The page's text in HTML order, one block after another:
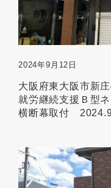
2024年9月12日
大阪府東大阪市新
就労継続支援Ｂ型
横断幕取付